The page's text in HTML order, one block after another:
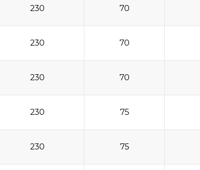
230 70
230 70
230 70
230 75
230 75